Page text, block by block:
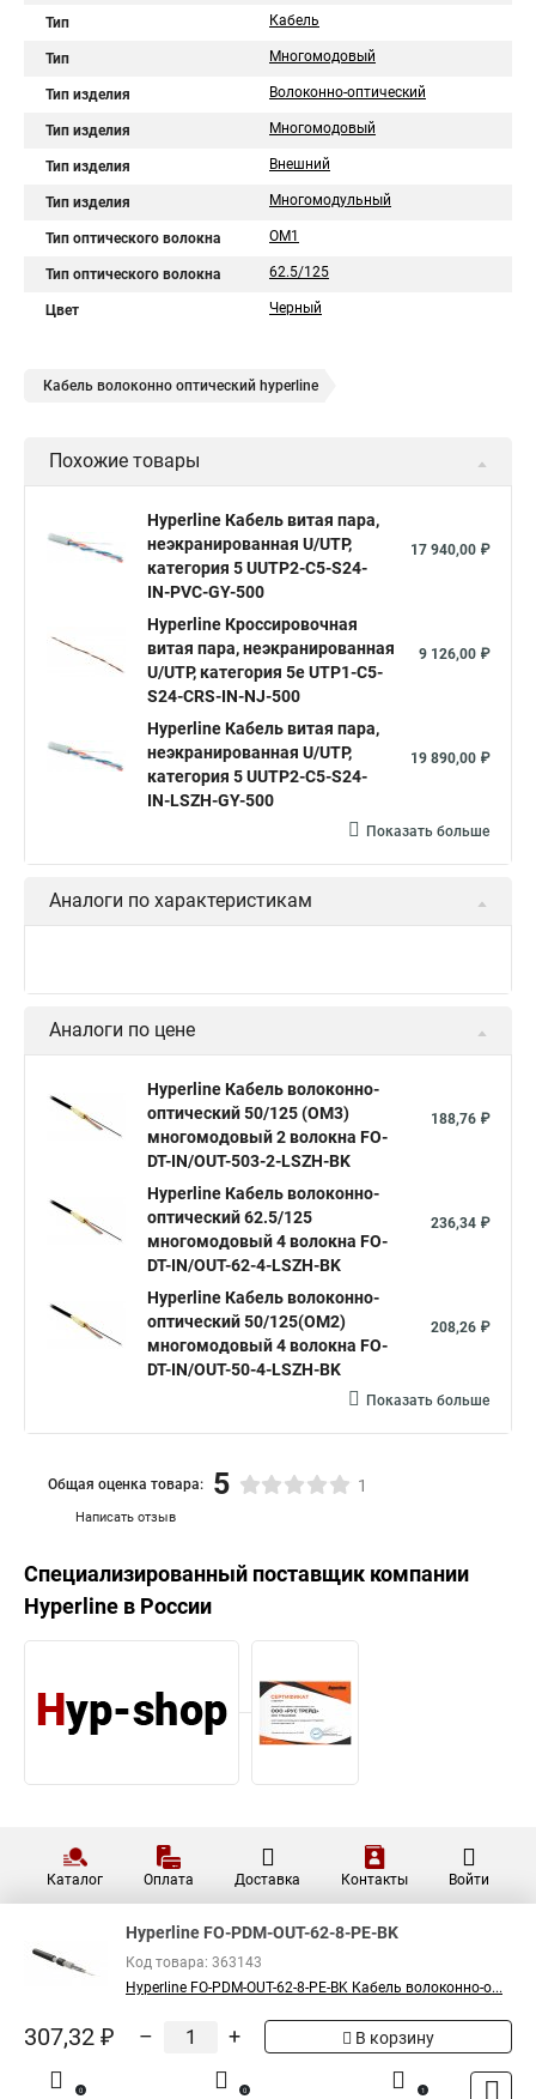
Тип Кабель
Тип Многомодовый
Тип изделия Волоконно-оптический
Тип изделия Многомодовый
Тип изделия Внешний
Тип изделия Многомодульный
Тип оптического волокна OM1
Тип оптического волокна 62.5/125
Цвет Черный
Кабель волоконно оптический hyperline
Похожие товары
Hyperline Кабель витая пара,
неэкранированная U/UTP,
категория 5 UUTP2-C5-S24-
IN-PVC-GY-500
17 940,00 ₽
Hyperline Кроссировочная
витая пара, неэкранированная
U/UTP, категория 5e UTP1-C5-
S24-CRS-IN-NJ-500
9 126,00 ₽
Hyperline Кабель витая пара,
неэкранированная U/UTP,
категория 5 UUTP2-C5-S24-
IN-LSZH-GY-500
19 890,00 ₽
Показать больше
Аналоги по характеристикам
Аналоги по цене
Hyperline Кабель волоконно-
оптический 50/125 (OM3)
многомодовый 2 волокна FO-
DT-IN/OUT-503-2-LSZH-BK
188,76 ₽
Hyperline Кабель волоконно-
оптический 62.5/125
многомодовый 4 волокна FO-
DT-IN/OUT-62-4-LSZH-BK
236,34 ₽
Hyperline Кабель волоконно-
оптический 50/125(OM2)
многомодовый 4 волокна FO-
DT-IN/OUT-50-4-LSZH-BK
208,26 ₽
Показать больше
Написать отзыв
Общая оценка товара: 5 1
Специализированный поставщик компании
Hyperline в России
Каталог Оплата Доставка Контакты Войти
Hyperline FO-PDM-OUT-62-8-PE-BK
Код товара: 363143
Hyperline FO-PDM-OUT-62-8-PE-BK Кабель волоконно-о...
307,32 ₽ – + В корзину
0 0 1